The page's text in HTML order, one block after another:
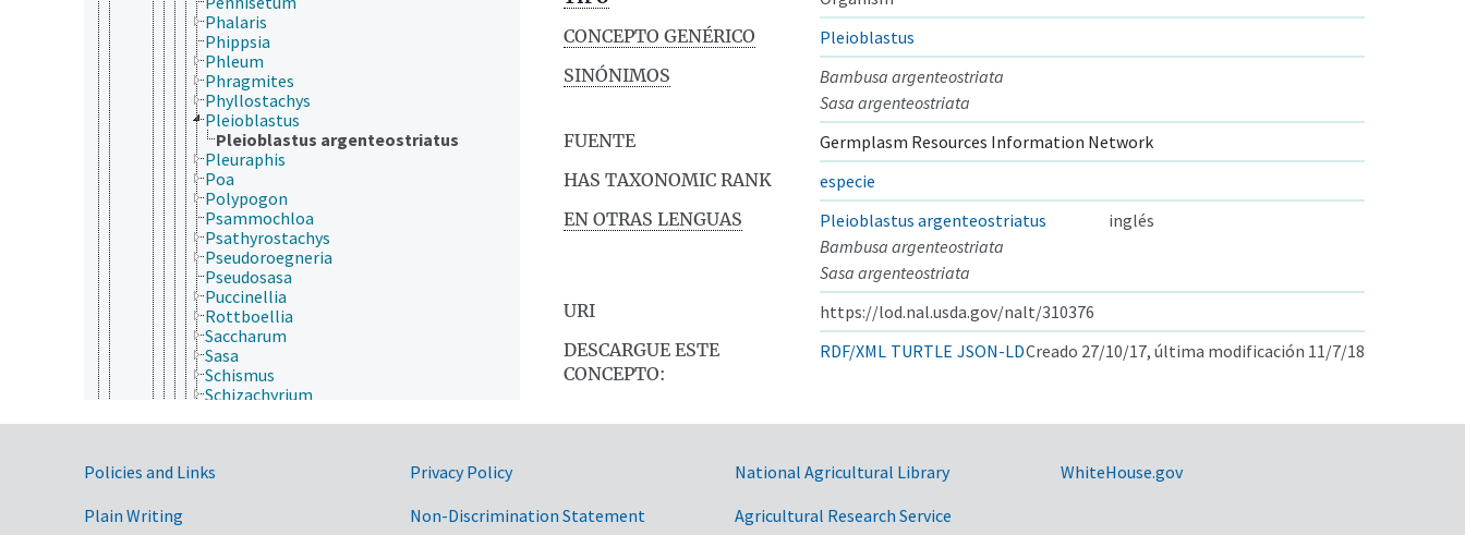
Phalaris
Phippsia
Phleum
Phragmites
Phyllostachys
Pleioblastus
Pleioblastus argenteostriatus
Pleuraphis
Poa
Polypogon
Psammochloa
Psathyrostachys
Pseudoroegneria
Pseudosasa
Puccinellia
Rottboellia
Saccharum
Sasa
Schismus
Schizachyrium
Sehima
CONCEPTO GENÉRICO
Pleioblastus
SINÓNIMOS
Bambusa argenteostriata
Sasa argenteostriata
FUENTE
Germplasm Resources Information Network
HAS TAXONOMIC RANK
especie
EN OTRAS LENGUAS
Pleioblastus argenteostriatus
inglés
Bambusa argenteostriata
Sasa argenteostriata
URI
https://lod.nal.usda.gov/nalt/310376
DESCARGUE ESTE
CONCEPTO:
RDF/XML TURTLE JSON-LDCreado 27/10/17, última modificación 11/7/18
Government Links
Policies and Links
Plain Writing
Privacy Policy
Non-Discrimination Statement
National Agricultural Library
Agricultural Research Service
WhiteHouse.gov